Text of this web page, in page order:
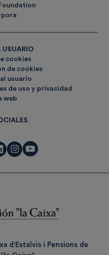
USUARIO
cookies
de cookies
usuario
de uso y privacidad
web
d'Estalvis i Pensions de